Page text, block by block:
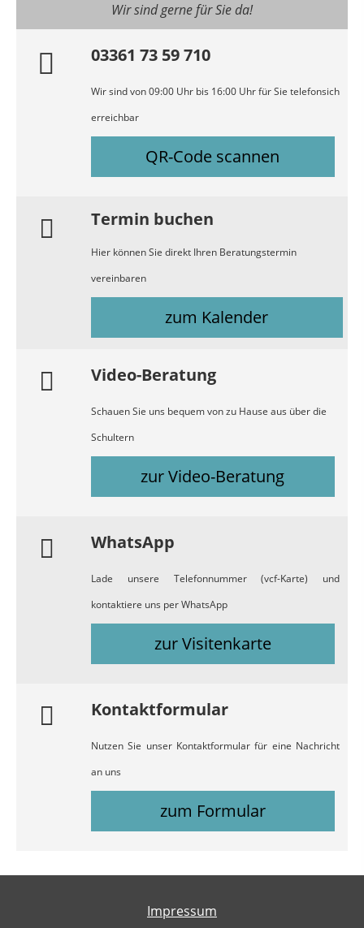
Wir sind gerne für Sie da!
03361 73 59 710
Wir sind von 09:00 Uhr bis 16:00 Uhr für Sie telefonsich
erreichbar
QR-Code scannen
Termin buchen
Hier können Sie direkt Ihren Beratungstermin
vereinbaren
zum Kalender
Video-Beratung
Schauen Sie uns bequem von zu Hause aus über die
Schultern
zur Video-Beratung
WhatsApp
Lade unsere Telefonnummer (vcf-Karte) und
kontaktiere uns per WhatsApp
zur Visitenkarte
Kontaktformular
Nutzen Sie unser Kontaktformular für eine Nachricht
an uns
zum Formular
Impressum